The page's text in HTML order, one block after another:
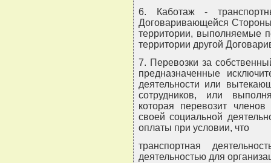
6. Каботаж -
Договаривающейся Стороны
территории, выполняемые
территории другой
7. Перевозки за
предназначенные
деятельности или
сотрудников, или
которая перевозит
своей социальной
оплаты при условии, что
транспортная
деятельностью для